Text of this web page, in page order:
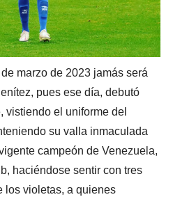
marzo de 2023 jamás será
pues ese día, debutó
vistiendo el uniforme del
su valla inmaculada
campeón de Venezuela,
haciéndose sentir con tres
los violetas, a quienes